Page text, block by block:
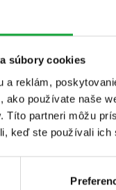
súbory cookies
a reklám,
ako používate naše
Títo partneri môžu
keď ste používali ich